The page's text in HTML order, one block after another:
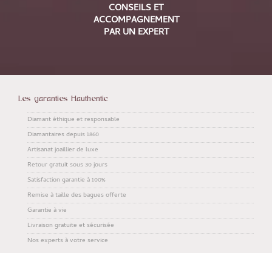
CONSEILS ET
ACCOMPAGNEMENT
PAR UN EXPERT
Les garanties Hauthentic
Diamant éthique et responsable
Diamantaires depuis 1860
Artisanat joaillier de luxe
Retour gratuit sous 30 jours
Satisfaction garantie à 100%
Remise à taille des bagues offerte
Garantie à vie
Livraison gratuite et sécurisée
Nos experts à votre service